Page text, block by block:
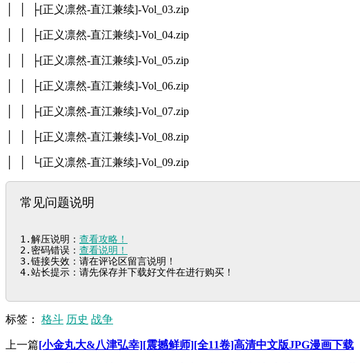
│ │ ├[正义凛然-直江兼续]-Vol_03.zip
│ │ ├[正义凛然-直江兼续]-Vol_04.zip
│ │ ├[正义凛然-直江兼续]-Vol_05.zip
│ │ ├[正义凛然-直江兼续]-Vol_06.zip
│ │ ├[正义凛然-直江兼续]-Vol_07.zip
│ │ ├[正义凛然-直江兼续]-Vol_08.zip
│ │ └[正义凛然-直江兼续]-Vol_09.zip
常见问题说明
1.解压说明： 查看攻略！
2.密码错误： 查看说明！
3.链接失效：请在评论区留言说明！
4.站长提示：请先保存并下载好文件在进行购买！
标签： 格斗 历史 战争
上一篇[小金丸大&八津弘幸][震撼鲜师][全11卷]高清中文版JPG漫画下载